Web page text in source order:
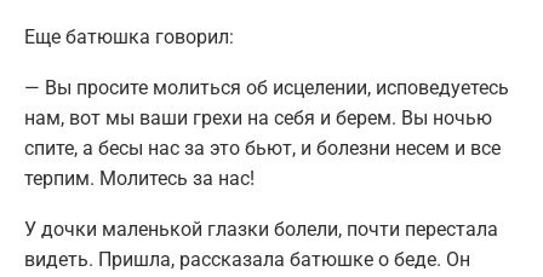
Еще батюшка говорил:
— Вы просите молиться об исцелении, исповедуетесь
нам, вот мы ваши грехи на себя и берем. Вы ночью
спите, а бесы нас за это бьют, и болезни несем и все
терпим. Молитесь за нас!
У дочки маленькой глазки болели, почти перестала
видеть. Пришла, рассказала батюшке о беде. Он